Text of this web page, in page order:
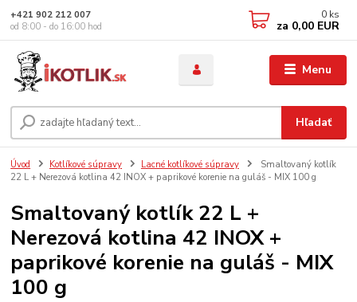
Menu
Hľadať
+421 902 212 007
od 8:00 - do 16:00 hod
0 ks
za 0,00 EUR
Úvod Kotlíkové súpravy Lacné kotlíkové súpravy
Smaltovaný kotlík
22 L + Nerezová kotlina 42 INOX + paprikové korenie na guláš - MIX 100 g
Smaltovaný kotlík 22 L +
Nerezová kotlina 42 INOX +
paprikové korenie na guláš - MIX
100 g